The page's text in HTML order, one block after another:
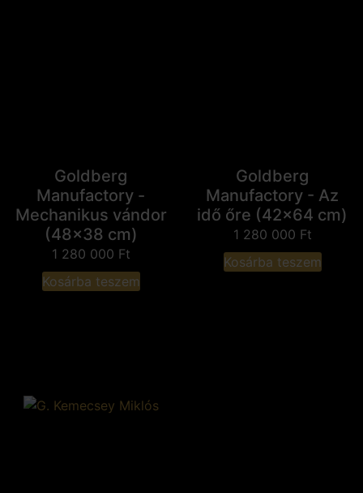
Goldberg
Manufactory -
Mechanikus vándor
(48x38 cm)
1 280 000 Ft
Kosárba teszem
Goldberg
Manufactory - Az
idő őre (42x64 cm)
1 280 000 Ft
Kosárba teszem